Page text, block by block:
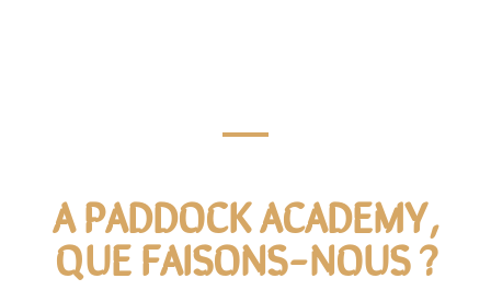
A PADDOCK ACADEMY,
QUE FAISONS-NOUS ?